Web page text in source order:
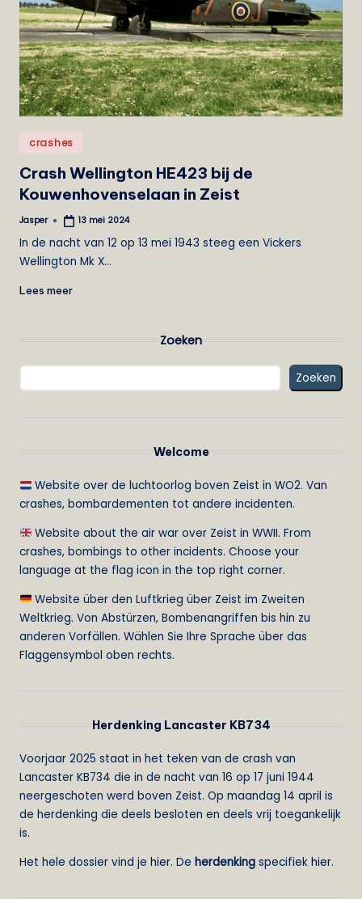
e
i
s
t
Geplaatst
crashes
Crash Wellington HE423 bij de
Kouwenhovenselaan in Zeist
Geplaatst
Jasper 13 mei 2024
In de nacht van 12 op 13 mei 1943 steeg een Vickers
Wellington Mk X…
Lees meer
Zoeken
Zoeken
Welcome
Website over de luchtoorlog boven Zeist in WO2. Van
crashes, bombardementen tot andere incidenten.
Website about the air war over Zeist in WWII. From
crashes, bombings to other incidents. Choose your
language at the flag icon in the top right corner.
Website über den Luftkrieg über Zeist im Zweiten
Weltkrieg. Von Abstürzen, Bombenangriffen bis hin zu
anderen Vorfällen. Wählen Sie Ihre Sprache über das
Flaggensymbol oben rechts.
Herdenking Lancaster KB734
Voorjaar 2025 staat in het teken van de crash van
Lancaster KB734 die in de nacht van 16 op 17 juni 1944
neergeschoten werd boven Zeist. Op maandag 14 april is
de herdenking die deels besloten en deels vrij toegankelijk
is.
Het hele dossier vind je hier. De herdenking specifiek hier.